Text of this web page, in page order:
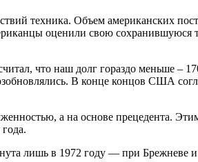
техника. Объем американских
оценили свою
что наш долг гораздо меньше –
В конце концов США
а на основе прецедента.
лишь в 1972 году — при